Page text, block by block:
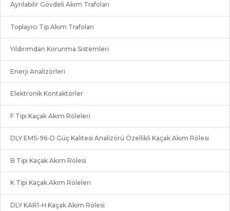
Ayrılabilir Gövdeli Akım Trafoları
Toplayıcı Tip Akım Trafoları
Yıldırımdan Korunma Sistemleri
Enerji Analizörleri
Elektronik Kontaktörler
F Tipi Kaçak Akım Röleleri
DLY EMS-96-D Güç Kalitesi Analizörü Özellikli Kaçak Akım Rölesi
B Tipi Kaçak Akım Rölesi
K Tipi Kaçak Akım Röleleri
DLY KAR1-H Kaçak Akım Rölesi